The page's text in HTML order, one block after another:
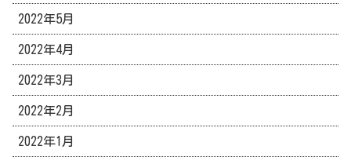
2022年5月
2022年4月
2022年3月
2022年2月
2022年1月